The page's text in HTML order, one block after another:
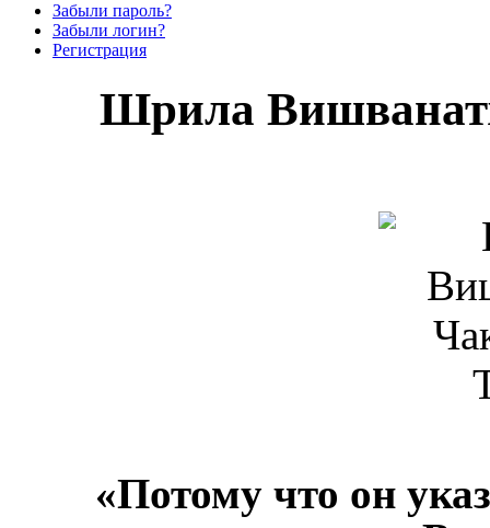
Забыли пароль?
Забыли логин?
Регистрация
Шрила
«Потому что он